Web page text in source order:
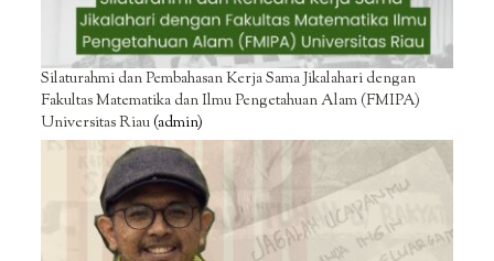
Silaturahmi dan Pembahasan Kerja Sama Jikalahari dengan
Fakultas Matematika dan Ilmu Pengetahuan Alam (FMIPA)
Universitas Riau(admin)